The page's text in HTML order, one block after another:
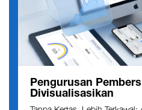
Pengurusan
Divisualisasikan